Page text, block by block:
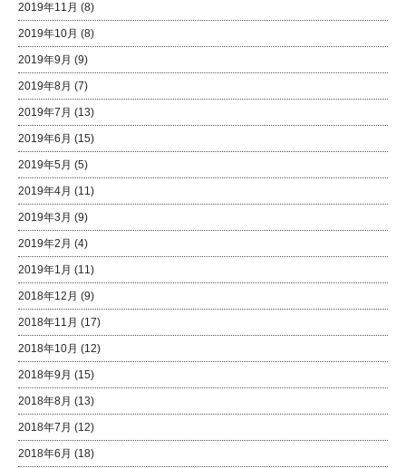
2019年11月 (8)
2019年10月 (8)
2019年9月 (9)
2019年8月 (7)
2019年7月 (13)
2019年6月 (15)
2019年5月 (5)
2019年4月 (11)
2019年3月 (9)
2019年2月 (4)
2019年1月 (11)
2018年12月 (9)
2018年11月 (17)
2018年10月 (12)
2018年9月 (15)
2018年8月 (13)
2018年7月 (12)
2018年6月 (18)